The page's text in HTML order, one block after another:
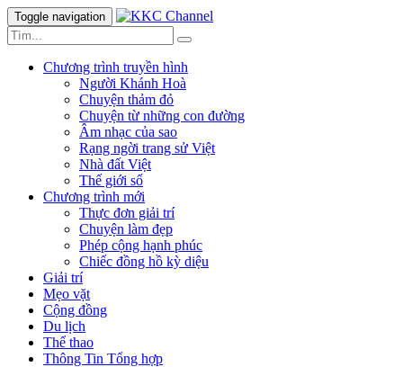
Toggle navigation
Chương trình truyền hình
Người Khánh Hoà
Chuyện thảm đỏ
Chuyện từ những con đường
Âm nhạc của sao
Rạng ngời trang sử Việt
Nhà đất Việt
Thế giới số
Chương trình mới
Thực đơn giải trí
Chuyện làm đẹp
Phép cộng hạnh phúc
Chiếc đồng hồ kỳ diệu
Giải trí
Mẹo vặt
Cộng đồng
Du lịch
Thể thao
Thông Tin Tổng hợp